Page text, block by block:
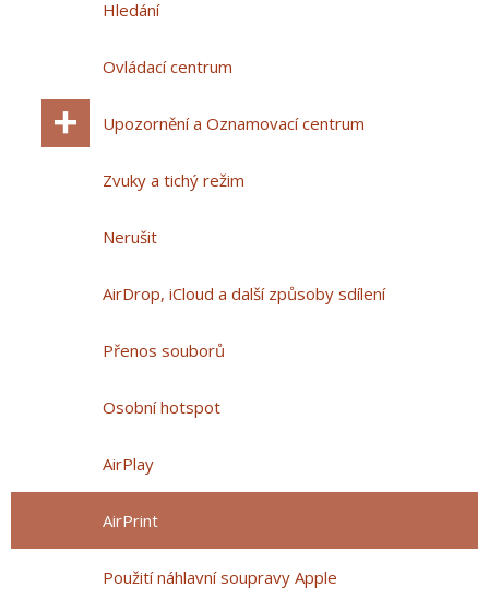
Hledání
Ovládací centrum
Upozornění a Oznamovací centrum
Zvuky a tichý režim
Nerušit
AirDrop, iCloud a další způsoby sdílení
Přenos souborů
Osobní hotspot
AirPlay
AirPrint
Použití náhlavní soupravy Apple